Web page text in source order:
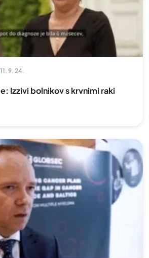
limfom
novotvorbe
rak
limfom
11. 9. 24.
Izzivi bolnikov s krvnimi raki